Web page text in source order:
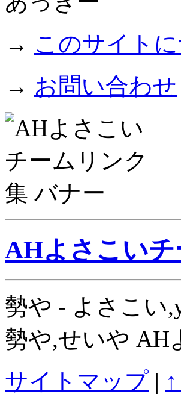
→ このサイト
→ お問い合わせ
AHよさこい
勢や - よさこい
勢や,せいや AH
サイトマップ |